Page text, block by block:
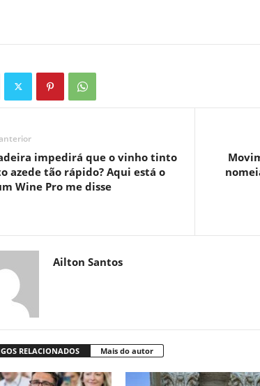
impedirá que o vinho tinto
azede tão rápido? Aqui está o
Wine Pro me disse
Ailton Santos
RELACIONADOS Mais do autor